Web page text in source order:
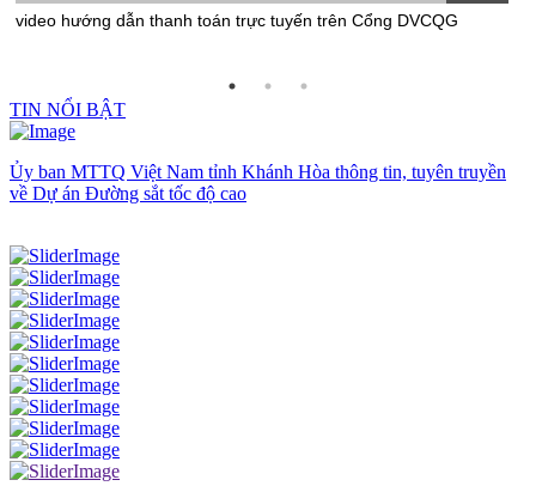
video hướng dẫn thanh toán trực tuyến trên Cổng DVCQG
TIN NỔI BẬT
Ủy ban MTTQ Việt Nam tỉnh Khánh Hòa thông tin, tuyên truyền
về Dự án Đường sắt tốc độ cao